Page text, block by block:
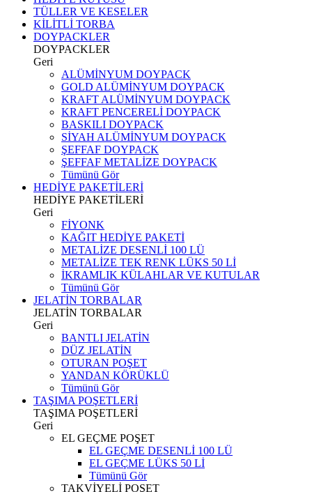
TÜLLER VE KESELER
KİLİTLİ TORBA
DOYPACKLER
DOYPACKLER
Geri
ALÜMİNYUM DOYPACK
GOLD ALÜMİNYUM DOYPACK
KRAFT ALÜMİNYUM DOYPACK
KRAFT PENCERELİ DOYPACK
BASKILI DOYPACK
SİYAH ALÜMİNYUM DOYPACK
ŞEFFAF DOYPACK
ŞEFFAF METALİZE DOYPACK
Tümünü Gör
HEDİYE PAKETİLERİ
HEDİYE PAKETİLERİ
Geri
FİYONK
KAĞIT HEDİYE PAKETİ
METALİZE DESENLİ 100 LÜ
METALİZE TEK RENK LÜKS 50 Lİ
İKRAMLIK KÜLAHLAR VE KUTULAR
Tümünü Gör
JELATİN TORBALAR
JELATİN TORBALAR
Geri
BANTLI JELATİN
DÜZ JELATİN
OTURAN POŞET
YANDAN KÖRÜKLÜ
Tümünü Gör
TAŞIMA POŞETLERİ
TAŞIMA POŞETLERİ
Geri
EL GEÇME POŞET
EL GEÇME DESENLİ 100 LÜ
EL GEÇME LÜKS 50 Lİ
Tümünü Gör
TAKVİYELİ POŞET